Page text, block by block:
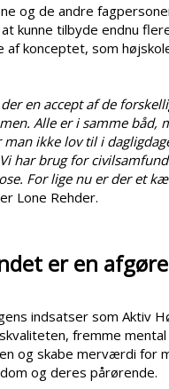
og de andre
kunne tilbyde endnu
af konceptet, som
en accept af de
Alle er i samme båd,
ikke lov til i
har brug for
For lige nu er der et
Lone Rehder.
er en
indsatser som Aktiv
fremme mental
og skabe merværdi for
og deres pårørende.